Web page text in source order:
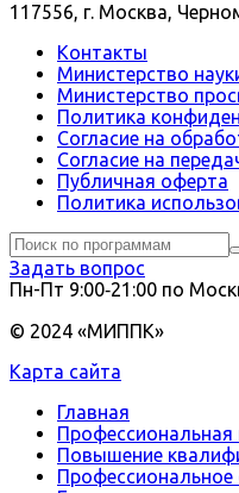
117556, г. Москва,
Контакты
Министерство
Министерство
Политика
Согласие на
Согласие на
Публичная оферта
Политика
Задать вопрос
Пн-Пт 9:00‑21:00 по
© 2024 «МИППК»
Карта сайта
Главная
Профессиональная
Повышение
Профессиональное